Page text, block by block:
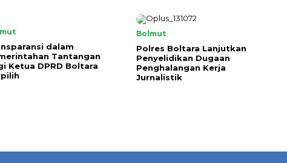
dalam
Tantangan
Ketua DPRD Boltara
Bolmut
Polres Boltara Lanjutkan
Penyelidikan Dugaan
Penghalangan Kerja
Jurnalistik